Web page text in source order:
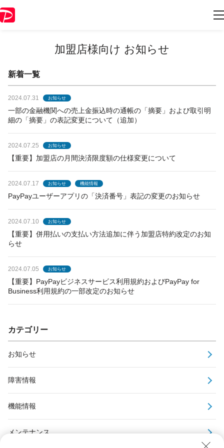
加盟店様向け お知らせ
新着一覧
2024.07.31 お知らせ
一部の金融機関への売上金振込時の通帳の「摘要」および取引明
細の「摘要」の表記変更について（追加）
2024.07.25 お知らせ
【重要】加盟店の月間決済限度額の仕様変更について
2024.07.17 お知らせ 機能情報
PayPayユーザーアプリの「決済番号」表記の変更のお知らせ
2024.07.10 お知らせ
【重要】併用払いの支払い方法追加に伴う加盟店特約改定のお知
らせ
2024.07.05 お知らせ
【重要】PayPayビジネスサービス利用規約およびPayPay for
Business利用規約の一部改定のお知らせ
カテゴリー
お知らせ
障害情報
機能情報
メンテナンス